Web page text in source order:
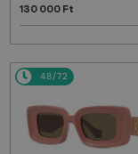
130 000 Ft
48/72